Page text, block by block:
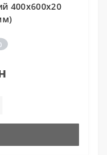
400х600х20